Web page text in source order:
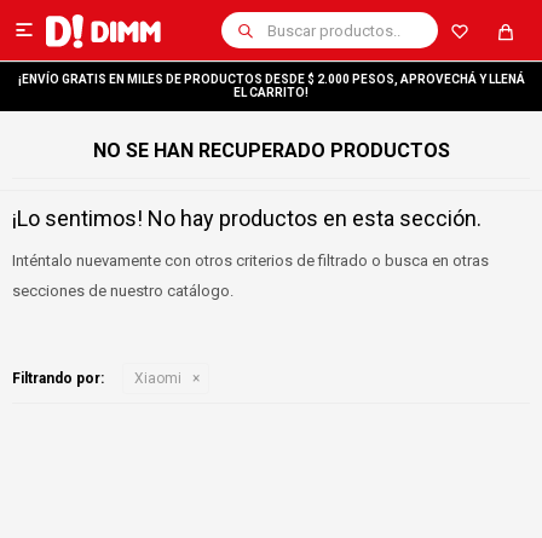

¡ENVÍO GRATIS EN MILES DE PRODUCTOS DESDE $ 2.000 PESOS, APROVECHÁ Y LLENÁ
EL CARRITO!
NO SE HAN RECUPERADO PRODUCTOS
¡Lo sentimos! No hay productos en esta sección.
Inténtalo nuevamente con otros criterios de filtrado o busca en otras
secciones de nuestro catálogo.
Filtrando por: Xiaomi